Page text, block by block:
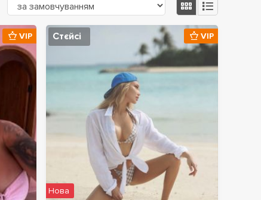
VIP Стєйсі VIP
Нова